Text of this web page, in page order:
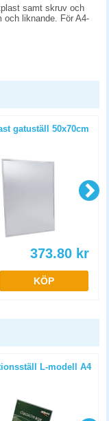
samt skruv och
och liknande. För A4-
gatuställ 50x70cm
373.80 kr
KÖP
L-modell A4